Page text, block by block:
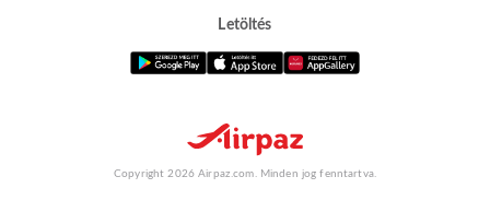
Letöltés
Copyright 2026 Airpaz.com. Minden jog fenntartva.